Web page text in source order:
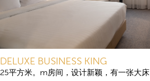
DELUXE BUSINESS KING
25平方米。m房间，设计新颖，有一张大床